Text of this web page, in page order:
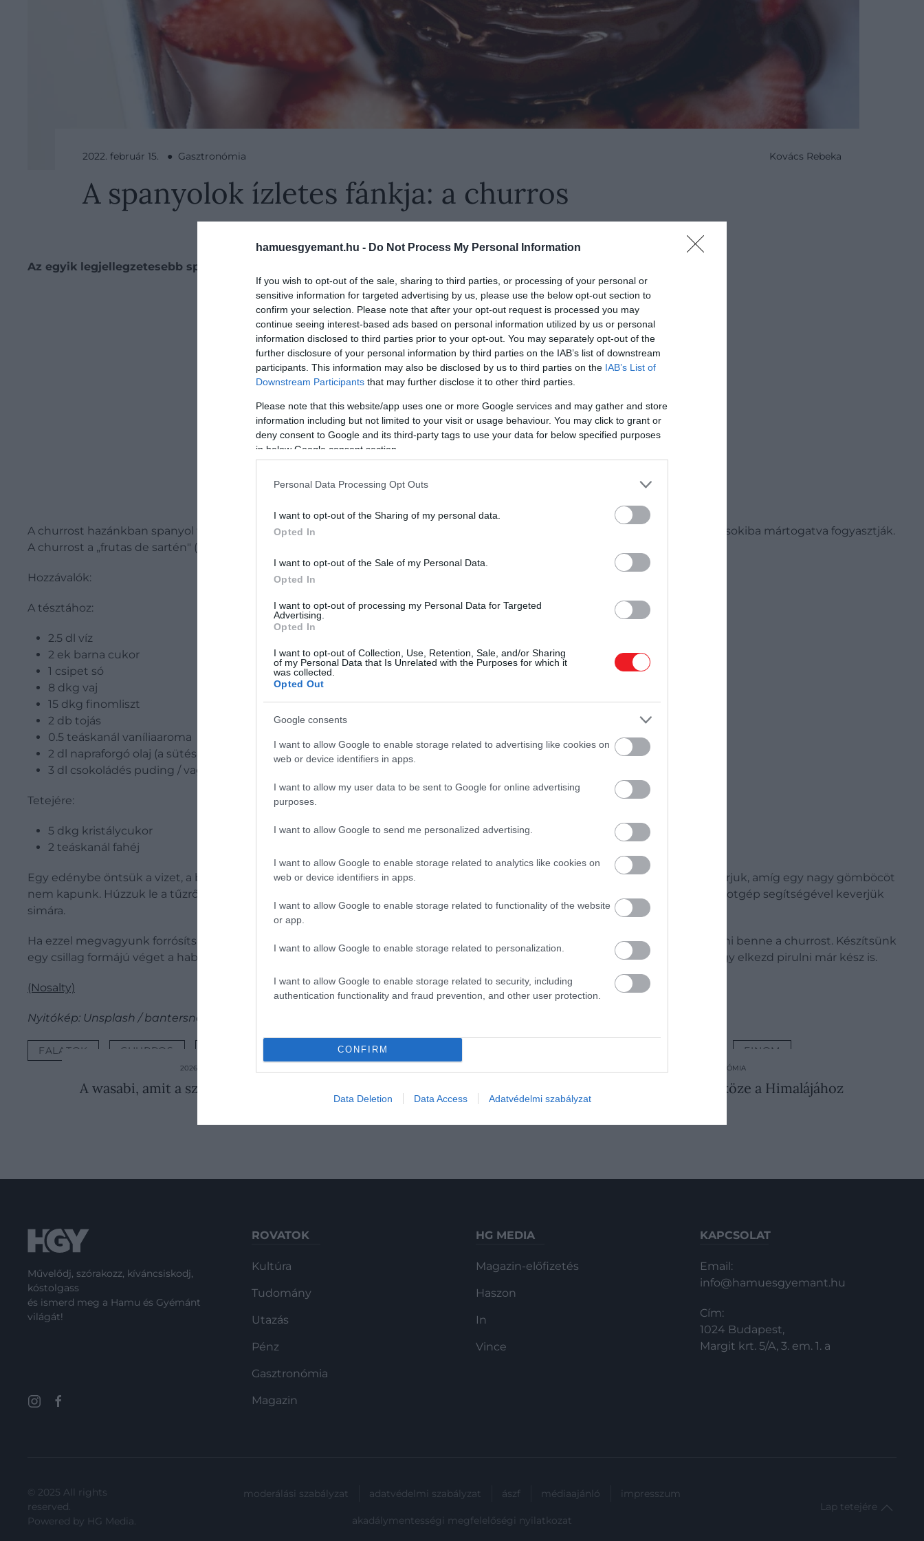
hamuesgyemant.hu - Do Not Process My Personal Information
If you wish to opt-out of the sale, sharing to third parties, or processing of your personal or
sensitive information for targeted advertising by us, please use the below opt-out section to
confirm your selection. Please note that after your opt-out request is processed you may
continue seeing interest-based ads based on personal information utilized by us or personal
information disclosed to third parties prior to your opt-out. You may separately opt-out of the
further disclosure of your personal information by third parties on the IAB’s list of downstream
participants. This information may also be disclosed by us to third parties on the IAB’s List of
Downstream Participants that may further disclose it to other third parties.
Please note that this website/app uses one or more Google services and may gather and store
information including but not limited to your visit or usage behaviour. You may click to grant or
deny consent to Google and its third-party tags to use your data for below specified purposes
in below Google consent section.
Personal Data Processing Opt Outs
I want to opt-out of the Sharing of my personal data.
Opted In
I want to opt-out of the Sale of my Personal Data.
Opted In
I want to opt-out of processing my Personal Data for Targeted
Advertising.
Opted In
I want to opt-out of Collection, Use, Retention, Sale, and/or Sharing
of my Personal Data that Is Unrelated with the Purposes for which it
was collected.
Opted Out
Google consents
I want to allow Google to enable storage related to advertising like cookies on
web or device identifiers in apps.
I want to allow my user data to be sent to Google for online advertising
purposes.
I want to allow Google to send me personalized advertising.
I want to allow Google to enable storage related to analytics like cookies on
web or device identifiers in apps.
I want to allow Google to enable storage related to functionality of the website
or app.
I want to allow Google to enable storage related to personalization.
I want to allow Google to enable storage related to security, including
authentication functionality and fraud prevention, and other user protection.
CONFIRM
Data Deletion Data Access Adatvédelmi szabályzat
2022. február 15. ● Gasztronómia Kovács Rebeka
A spanyolok ízletes fánkja: a churros
Az egyik legjellegzetesebb spanyol desszert, ami az édesszájúak egyik legnagyobb kedvence.
Beállíthatod oldalunkat preferált forrásként a Google Keresőben
A churrost hazánkban spanyol fánkként is ismerhetjük a leginkább. Az olajban sült tésztarudacskákat cukorba forgatják, majd csokiba mártogatva fogyasztják.
A churrost a „frutas de sartén" ( forró olajban sütött) nevű ételek közé sorolják.
Hozzávalók:
A tésztához:
2.5 dl víz
2 ek barna cukor
1 csipet só
8 dkg vaj
15 dkg finomliszt
2 db tojás
0.5 teáskanál vaníliaaroma
2 dl napraforgó olaj (a sütéshez)
3 dl csokoládés puding / vagy két tábla olvasztott csoki (a mártogatáshoz)
Tetejére:
5 dkg kristálycukor
2 teáskanál fahéj
Egy edénybe öntsük a vizet, a barna cukrot, a sót és a vajat. Tegyük a tűzre. Amikor felforr, keverjük hozzá a lisztet, és addig kavarjuk, amíg egy nagy gömböcöt
nem kapunk. Húzzuk le a tűzről, és hagyjuk hűlni a tésztát. Ezután adagoljuk hozzá a tojásokat és a vanília kivonatot, ezután robotgép segítségével keverjük
simára.
Ha ezzel megvagyunk forrósítsunk olajat és készítsük elő a fahéjas cukrot, hogy lecsöpögtetés után azonnal meg tudjuk forgatni benne a churrost. Készítsünk
egy csillag formájú véget a habzsákra, majd töltsük bele a tésztát, és szépen nyomjuk bele az olajba. Nem kell sokáig sütni, ahogy elkezd pirulni már kész is.
(Nosalty)
Nyitókép: Unsplash / bantersnaps
FALATOK CHURROS SPANYOLORSZÁG FINOM
2026. AUGUSZTUS 5. ● GASZTRONÓMIA
A wasabi, amit a szusi mellé eszünk, minden, csak nem
2026. AUGUSZTUS 10. ● GASZTRONÓMIA
A himalájai sónak valójában semmi köze a Himalájához
Művelődj, szórakozz, kíváncsiskodj,
kóstolgass
és ismerd meg a Hamu és Gyémánt
világát!
ROVATOK
Kultúra
Tudomány
Utazás
Pénz
Gasztronómia
Magazin
HG MEDIA
Magazin-előfizetés
Haszon
In
Vince
KAPCSOLAT
Email:
info@hamuesgyemant.hu
Cím:
1024 Budapest,
Margit krt. 5/A, 3. em. 1. a
© 2025 All rights
reserved.
Powered by HG Media.
moderálási szabályzat adatvédelmi szabályzat ászf médiaajánló impresszum
akadálymentességi megfelelőségi nyilatkozat
Lap tetejére